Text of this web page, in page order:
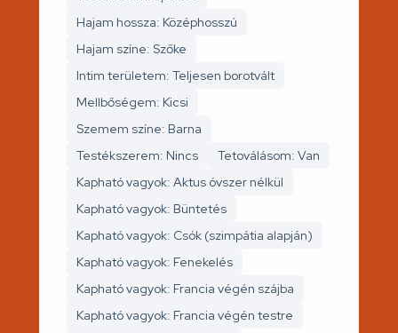
Hajam hossza: Középhosszú
Hajam színe: Szőke
Intim területem: Teljesen borotvált
Mellbőségem: Kicsi
Szemem színe: Barna
Testékszerem: Nincs
Tetoválásom: Van
Kapható vagyok: Aktus óvszer nélkül
Kapható vagyok: Büntetés
Kapható vagyok: Csók (szimpátia alapján)
Kapható vagyok: Fenekelés
Kapható vagyok: Francia végén szájba
Kapható vagyok: Francia végén testre